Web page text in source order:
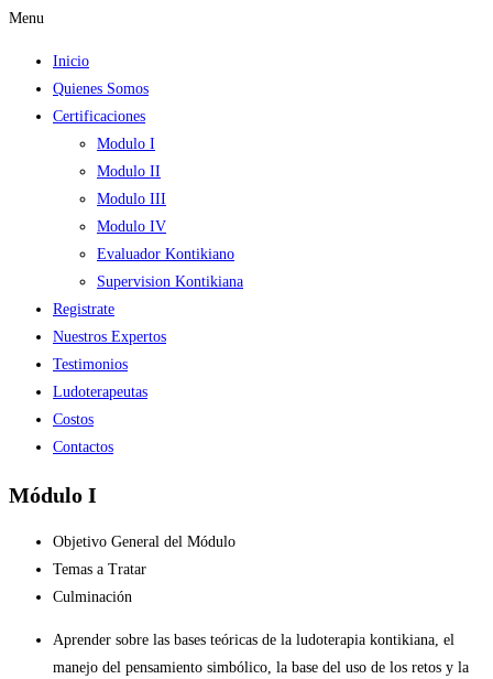
Menu
Inicio
Quienes Somos
Certificaciones
Modulo I
Modulo II
Modulo III
Modulo IV
Evaluador Kontikiano
Supervision Kontikiana
Registrate
Nuestros Expertos
Testimonios
Ludoterapeutas
Costos
Contactos
Módulo I
Objetivo General del Módulo
Temas a Tratar
Culminación
Aprender sobre las bases teóricas de la ludoterapia kontikiana, el
manejo del pensamiento simbólico, la base del uso de los retos y la